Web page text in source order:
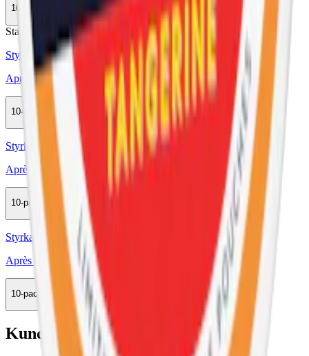
10-pack
Stark
Styrka Stark · Slim
Après No.3 Lemon Curd Hypèr Strong
10-pack
285,50 kr
Köp
Styrka Normal · Slim
Après No.9 Cactus Lime Extra Strong
10-pack
285,50 kr
Styrka Normal · Slim
Après No.10 Tangerine Spritz
10-pack
279,90 kr
Köp
Kundservice